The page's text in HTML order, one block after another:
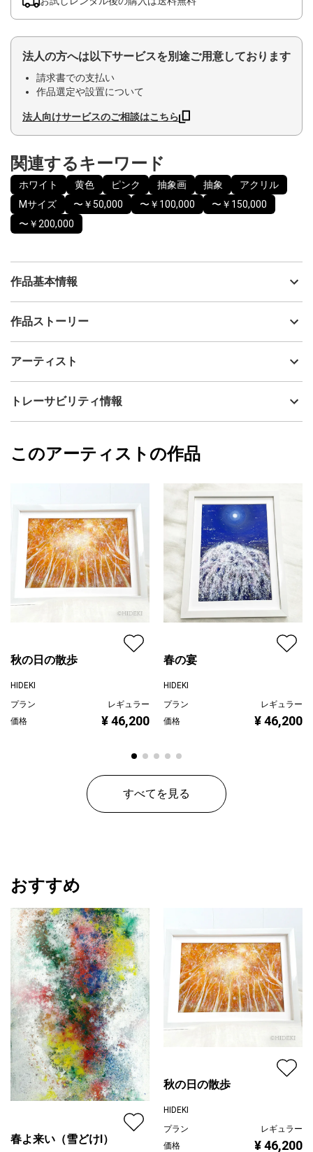
法人の方へは以下サービスを別途ご用意しております
請求書での支払い
作品選定や設置について
法人向けサービスのご相談はこちら
関連するキーワード
ホワイト 黄色 ピンク 抽象画 抽象
アクリル
Mサイズ
〜￥50,000 〜￥100,000
〜￥150,000
〜￥200,000
作品基本情報
出品者
制作年
アクリル
カラー
ホワイト
配送目安
二週間以内
作品ストーリー
レムリアのヒカリシリーズ
レムリアの愛と調和に満ちたエネルギーを
ヒーリングアート抽象画｜愛に生きる｜レムリアのヒカリシリー
心と魂に癒しを与えてくれる作品です。
レムリアのヒカリという神秘的なエネルギーをテーマにし、
色彩や模様が独特の波動を持っています。
☆額：262×262mm 絵：20ｃｍ×20ｃｍ
☆前面ガラス
※実物作品とモニター環境の違いでの多少の色の誤差があることを
アーティスト
HIDEKI
フォローする
トレーサビリティ情報
HIDEKI
このアーティストの作品
秋の日の散歩
HIDEKI
プラン
レギュラー
価格
¥ 46,200
春の宴
HIDEKI
プラン
レギュラー
価格
¥ 46,200
すべてを見る
おすすめ
春よ来い（雪どけⅠ）
秋の日の散歩
HIDEKI
プラン
レギュラー
価格
¥ 46,200